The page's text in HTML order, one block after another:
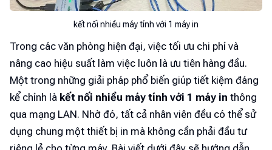
kết nối nhiều máy tính với 1 máy in
Trong các văn phòng hiện đại, việc tối ưu chi phí và
nâng cao hiệu suất làm việc luôn là ưu tiên hàng đầu.
Một trong những giải pháp phổ biến giúp tiết kiệm đáng
kể chính là kết nối nhiều máy tính với 1 máy in thông
qua mạng LAN. Nhờ đó, tất cả nhân viên đều có thể sử
dụng chung một thiết bị in mà không cần phải đầu tư